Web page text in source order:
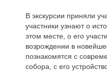
В экскурсии приняли
участники узнают о
этом месте, о его
возрождении в
познакомятся с
собора, с его